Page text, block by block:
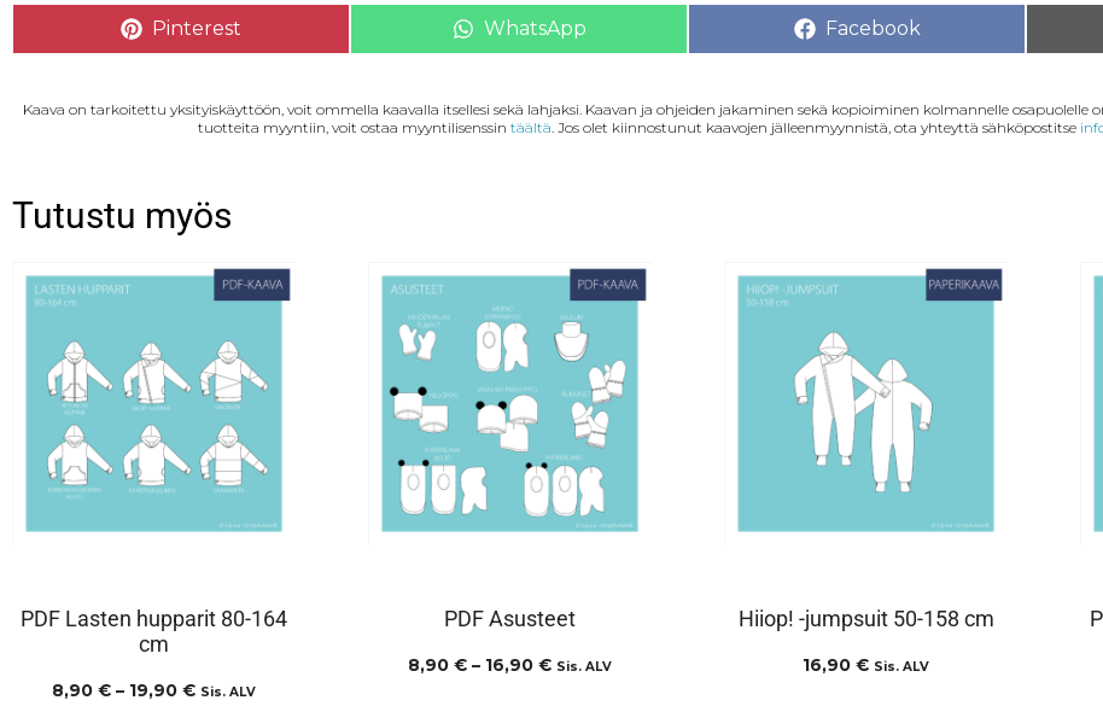
Pinterest WhatsApp Facebook
Kaava on tarkoitettu yksityiskäyttöön, voit ommella kaavalla itsellesi sekä lahjaksi. Kaavan ja ohjeiden jakaminen sekä kopioiminen kolmannelle osapuolelle
tuotteita myyntiin, voit ostaa myyntilisenssin täältä . Jos olet kiinnostunut kaavojen jälleenmyynnistä, ota yhteyttä sähköpostitse
Tutustu myös
PDF Lasten hupparit 80-164
cm
8,90 € – 19,90 € Sis. ALV
PDF Asusteet
8,90 € – 16,90 € Sis. ALV
Hiiop! -jumpsuit 50-158 cm
16,90 € Sis. ALV